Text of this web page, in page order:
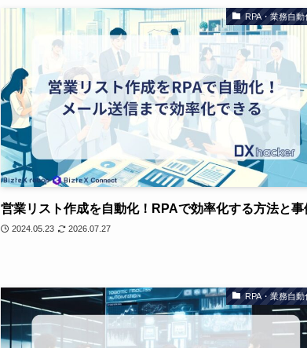
RPA・業務自動
営業リスト作成を自動化！RPAで効率化する方法と事
2024.05.23 2026.07.27
RPA・業務自動